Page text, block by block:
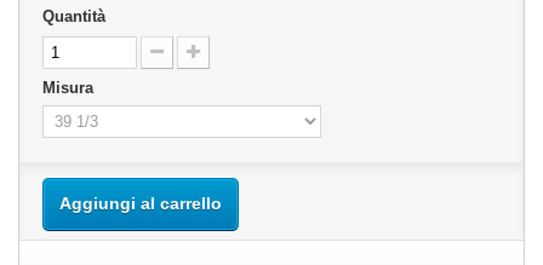
Quantità
Misura
Aggiungi al carrello